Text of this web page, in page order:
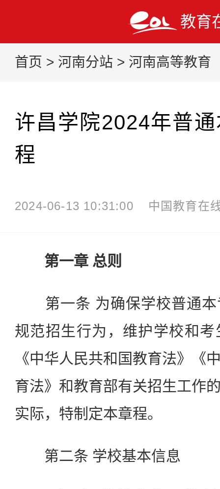
教育
首页 > 河南分站 > 河南高等教育
许昌学院2024年普
程
2024-06-13 10:31:00 中国教育在
第一章 总则
第一条 为确保学校普通本
规范招生行为，维护学校和
《中华人民共和国教育法》《
育法》和教育部有关招生工作
实际，特制定本章程。
第二条 学校基本信息